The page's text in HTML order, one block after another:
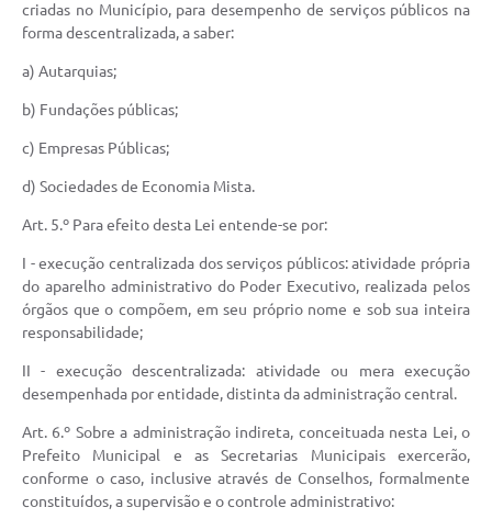
criadas no Município, para desempenho de serviços públicos na
forma descentralizada, a saber:
a) Autarquias;
b) Fundações públicas;
c) Empresas Públicas;
d) Sociedades de Economia Mista.
Art. 5.º Para efeito desta Lei entende-se por:
I - execução centralizada dos serviços públicos: atividade própria
do aparelho administrativo do Poder Executivo, realizada pelos
órgãos que o compõem, em seu próprio nome e sob sua inteira
responsabilidade;
II - execução descentralizada: atividade ou mera execução
desempenhada por entidade, distinta da administração central.
Art. 6.º Sobre a administração indireta, conceituada nesta Lei, o
Prefeito Municipal e as Secretarias Municipais exercerão,
conforme o caso, inclusive através de Conselhos, formalmente
constituídos, a supervisão e o controle administrativo: